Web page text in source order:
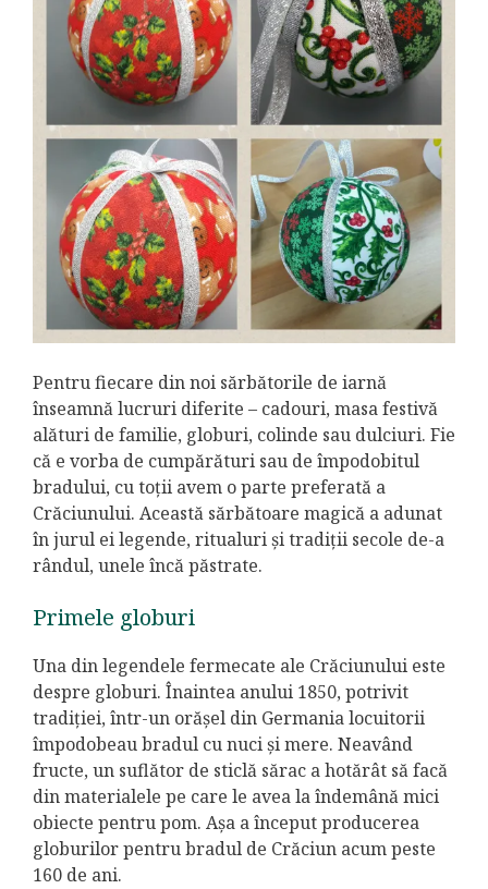
Pentru fiecare din noi sărbătorile de iarnă
înseamnă lucruri diferite – cadouri, masa festivă
alături de familie, globuri, colinde sau dulciuri. Fie
că e vorba de cumpărături sau de împodobitul
bradului, cu toții avem o parte preferată a
Crăciunului. Această sărbătoare magică a adunat
în jurul ei legende, ritualuri și tradiții secole de-a
rândul, unele încă păstrate.
Primele globuri
Una din legendele fermecate ale Crăciunului este
despre globuri. Înaintea anului 1850, potrivit
tradiției, într-un orășel din Germania locuitorii
împodobeau bradul cu nuci și mere. Neavând
fructe, un suflător de sticlă sărac a hotărât să facă
din materialele pe care le avea la îndemână mici
obiecte pentru pom. Așa a început producerea
globurilor pentru bradul de Crăciun acum peste
160 de ani.